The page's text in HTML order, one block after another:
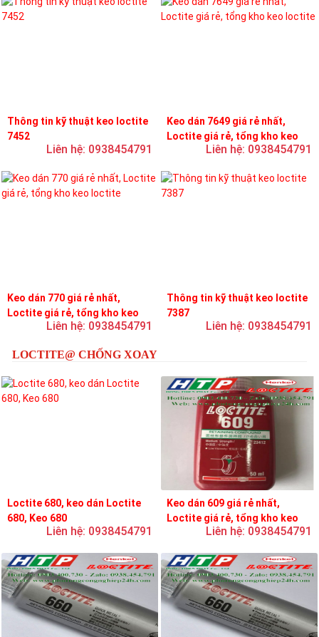
Thông tin kỹ thuật keo loctite
7452
Liên hệ: 0938454791
Keo dán 7649 giá rẻ nhất,
Loctite giá rẻ, tổng kho keo
Liên hệ: 0938454791
Keo dán 770 giá rẻ nhất,
Loctite giá rẻ, tổng kho keo
Liên hệ: 0938454791
Thông tin kỹ thuật keo loctite
7387
Liên hệ: 0938454791
LOCTITE@ CHỐNG XOAY
Loctite 680, keo dán Loctite
680, Keo 680
Liên hệ: 0938454791
Keo dán 609 giá rẻ nhất,
Loctite giá rẻ, tổng kho keo
Liên hệ: 0938454791